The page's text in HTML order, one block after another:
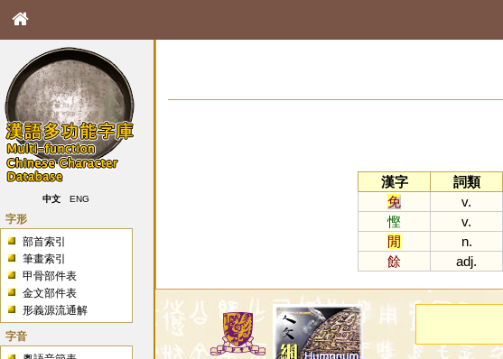
中文 ENG
字形
部首索引
筆畫索引
甲骨部件表
金文部件表
形義源流通解
字音
漢字
詞類
免
v.
慳
v.
閒
n.
餘
adj.